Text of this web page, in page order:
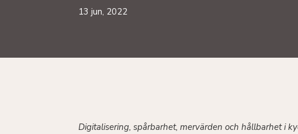
13 jun, 2022
Digitalisering, spårbarhet, mervärden och hållbarhet i